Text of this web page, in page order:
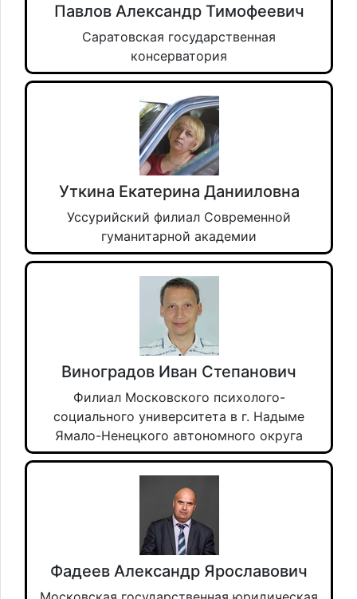
Павлов Александр Тимофеевич
Саратовская государственная
консерватория
Уткина Екатерина Данииловна
Уссурийский филиал Современной
гуманитарной академии
Виноградов Иван Степанович
Филиал Московского психолого-
социального университета в г. Надыме
Ямало-Ненецкого автономного округа
Фадеев Александр Ярославович